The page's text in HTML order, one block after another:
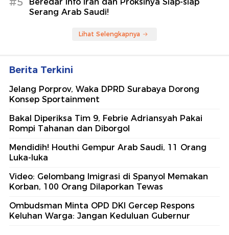
Serang Arab Saudi!
Lihat Selengkapnya
Berita Terkini
Jelang Porprov, Waka DPRD Surabaya Dorong
Konsep Sportainment
Bakal Diperiksa Tim 9, Febrie Adriansyah Pakai
Rompi Tahanan dan Diborgol
Mendidih! Houthi Gempur Arab Saudi, 11 Orang
Luka-luka
Video: Gelombang Imigrasi di Spanyol Memakan
Korban, 100 Orang Dilaporkan Tewas
Ombudsman Minta OPD DKI Gercep Respons
Keluhan Warga: Jangan Keduluan Gubernur